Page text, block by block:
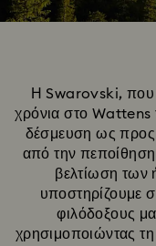
Η Swarovski, που
χρόνια στο Wattens
δέσμευση ως προς
από την
βελτίωση των
υποστηρίζουμε
φιλόδοξους
χρησιμοποιώντας